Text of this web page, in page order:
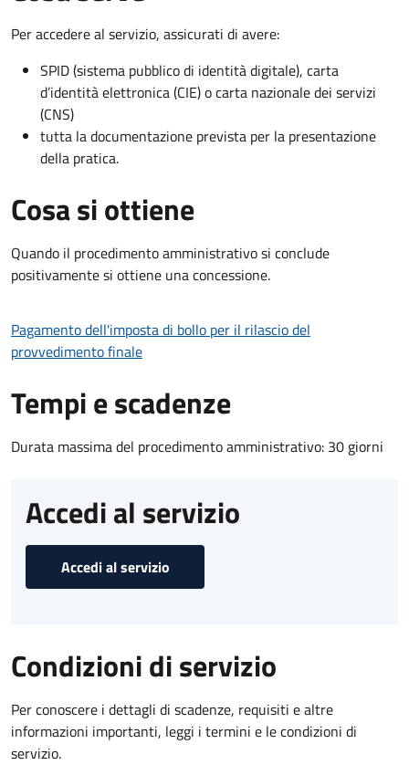
Per accedere al servizio, assicurati di avere:
SPID (sistema pubblico di identità digitale), carta
d’identità elettronica (CIE) o carta nazionale dei servizi
(CNS)
tutta la documentazione prevista per la presentazione
della pratica.
Cosa si ottiene
Quando il procedimento amministrativo si conclude
positivamente si ottiene una concessione.
Pagamento dell'imposta di bollo per il rilascio del
provvedimento finale
Tempi e scadenze
Durata massima del procedimento amministrativo: 30 giorni
Accedi al servizio
Accedi al servizio
Condizioni di servizio
Per conoscere i dettagli di scadenze, requisiti e altre
informazioni importanti, leggi i termini e le condizioni di
servizio.